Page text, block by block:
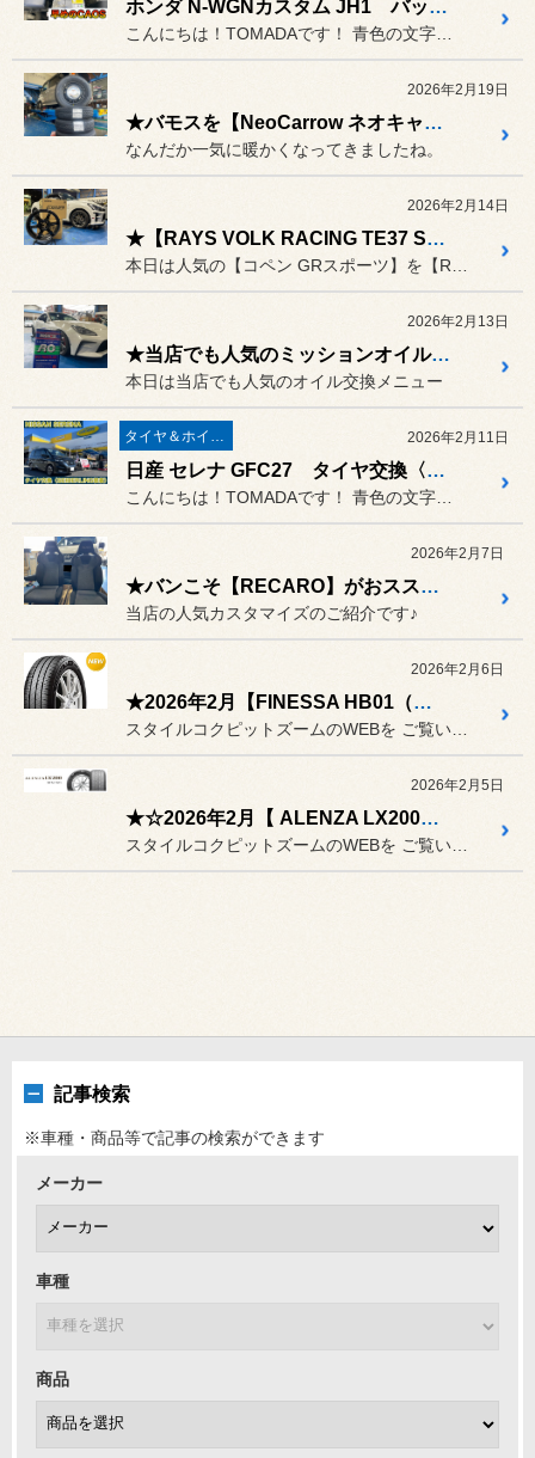
ホンダ N-WGNカスタム JH1 バッテリー交換〈CAOS装着〉
2026年2月19日
★バモスを【NeoCarrow ネオキャロ】ホイールでオシャレにスタイルアップ♪★
なんだか一気に暖かくなってきましたね。
2026年2月14日
★【RAYS VOLK RACING TE37 SONIC Black Shadow LTD.】でスタイルアップ！【コペン GRスポーツ】★
2026年2月13日
★当店でも人気のミッションオイル交換はいかがですか？【TOYOTA GR86】
本日は当店でも人気のオイル交換メニュー
タイヤ＆ホイール 2026年2月11日
日産 セレナ GFC27 タイヤ交換〈お買い得タイヤ SEIBERLING装着〉
2026年2月7日
★バンこそ【RECARO】がおススメです♪♪【NV200バネット】【SR-C】★
当店の人気カスタマイズのご紹介です♪
2026年2月6日
★2026年2月【FINESSA HB01（フィネッサ エイチビーゼロワン】登場★
2026年2月5日
★☆2026年2月【 ALENZA LX200（アレンザ エルエックスニヒャク） 】登場☆★
記事検索
※車種・商品等で記事の検索ができます
メーカー
車種
商品